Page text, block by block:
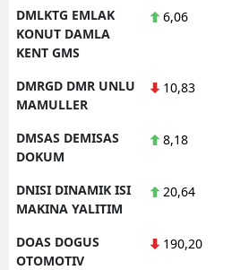
DMLKTG EMLAK
KONUT DAMLA
KENT GMS
6,06
DMRGD DMR UNLU
MAMULLER
10,83
DMSAS DEMISAS
DOKUM
8,18
DNISI DINAMIK ISI
MAKINA YALITIM
20,64
DOAS DOGUS
OTOMOTIV
190,20